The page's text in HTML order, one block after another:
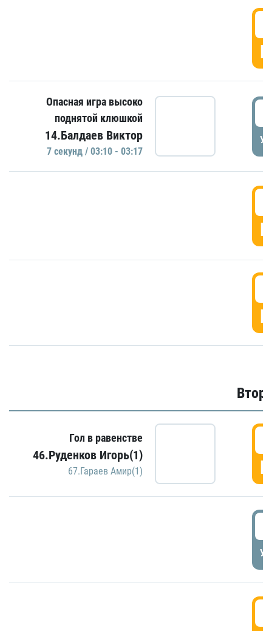
Опасная игра высоко
поднятой клюшкой
14.Балдаев Виктор
7 секунд / 03:10 - 03:17
Гол в равенстве
46.Руденков Игорь(1)
67.Гараев Амир(1)